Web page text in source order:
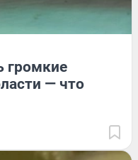
громкие
— что